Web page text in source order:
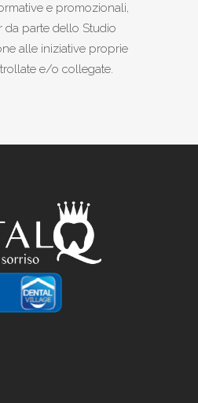
e promozionali,
da parte dello Studio
alle iniziative proprie
e/o collegate.